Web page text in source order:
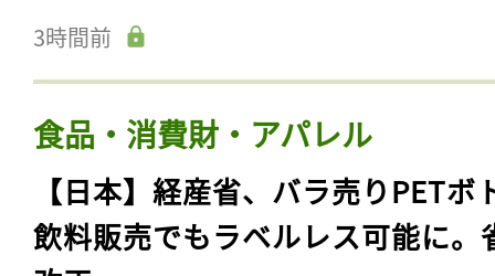
3時間前
食品・消費財・アパレル
【日本】経産省、バラ売りPETボ
飲料販売でもラベルレス可能に。